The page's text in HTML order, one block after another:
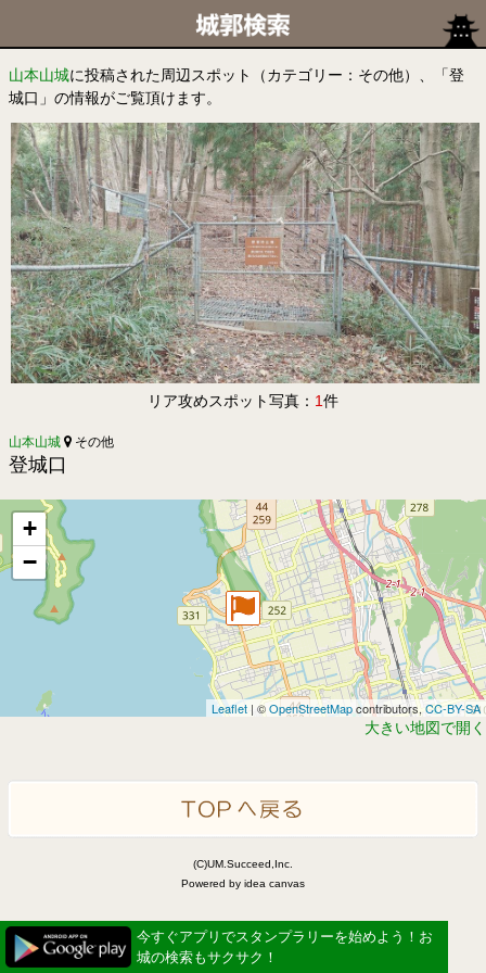
山本山城に投稿された周辺スポット（カテゴリー：その他）、「登
城口」の情報がご覧頂けます。
リア攻めスポット写真： 1件
山本山城 その他
登城口
+
−
Leaflet | ©OpenStreetMapcontributors, CC-BY-SA
大きい地図で開く
(C)UM.Succeed,Inc.
Powered by idea canvas
今すぐアプリでスタンプラリーを始めよう！お
城の検索もサクサク！